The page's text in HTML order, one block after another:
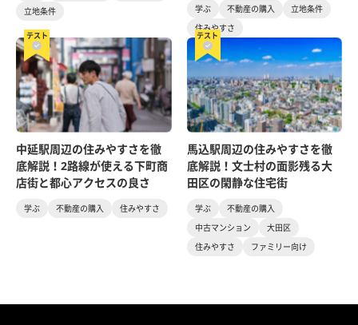
立地条件
学ぶ 不動産の購入
立地条件
住みやすさ
テスト
中延駅周辺の住みやすさを徹
底解説！2路線が使える下町商
店街と都心アクセスの良さ
学ぶ 不動産の購入 住みやすさ
テスト
馬込駅周辺の住みやすさを徹
底解説！文士村の面影残る大
田区の閑静な住宅街
学ぶ
不動産の購入
中古マンション
大田区
住みやすさ
ファミリー向け